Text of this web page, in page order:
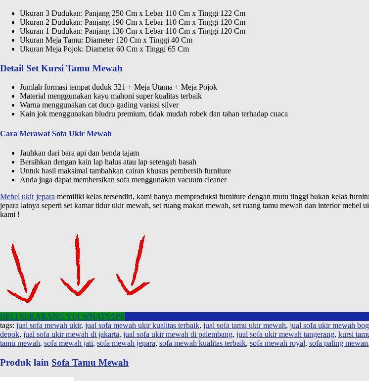
Ukuran 3 Dudukan: Panjang 250 Cm x Lebar 110 Cm x Tinggi 122 Cm
Ukuran 2 Dudukan: Panjang 190 Cm x Lebar 110 Cm x Tinggi 120 Cm
Ukuran 1 Dudukan: Panjang 130 Cm x Lebar 110 Cm x Tinggi 120 Cm
Ukuran Meja Tamu: Diameter 120 Cm x Tinggi 40 Cm
Ukuran Meja Pojok: Diameter 60 Cm x Tinggi 65 Cm
Detail Set Kursi Tamu Mewah
Jumlah formasi tempat duduk 321 + Meja Utama + Meja Pojok
Material menggunakan kayu mahoni super kualitas terbaik
Warna menggunakan cat duco gading variasi silver
Kain jok menggunakan bludru premium, tidak mudah robek dan tahan terhadap cuaca
Cara Merawat Sofa Ukir Mewah
Jauhkan dari bara api dan benda tajam
Bersihkan dengan kain lap halus atau lap setengah basah
Untuk hasil maksimal tambahkan cairan khusus pembersih furniture
Anda juga dapat membersikan sofa menggunakan vacuum cleaner
Mebel ukir jepara memiliki kelas tersendiri, kami hanya memproduksi furniture dengan mutu tinggi bukan kelas
jepara lainya seperti set kamar tidur ukir mewah, set ruang makan mewah, set ruang tamu mewah dan interior
kami !
BELI SEKARANG VIA WHATSAPP
tags: jual sofa mewah ukir, jual sofa mewah ukir kualitas terbaik, jual sofa tamu ukir mewah, jual sofa ukir mewah
depok, jual sofa ukir mewah di jakarta, jual sofa ukir mewah di palembang, jual sofa ukir mewah tangerang, kursi
tamu mewah, sofa mewah jati, sofa mewah jepara, sofa mewah kualitas terbaik, sofa mewah royal, sofa paling mewan,
Produk lain Sofa Tamu Mewah